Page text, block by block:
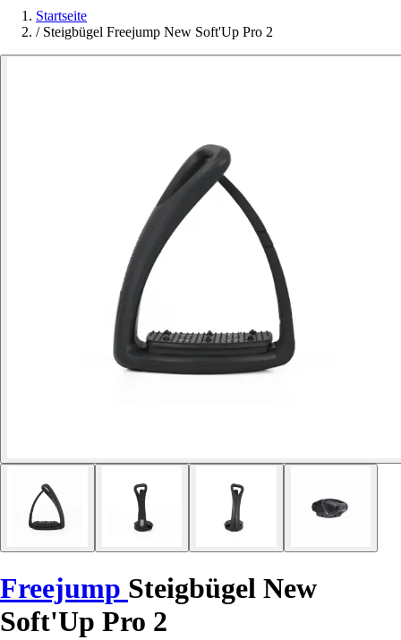
Startseite
/ Steigbügel Freejump New Soft'Up Pro 2
Freejump Steigbügel New
Soft'Up Pro 2